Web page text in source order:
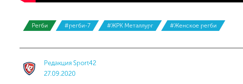
Регби #регби-7 #ЖРК Металлург #Женское регби
Редакция Sport42
27.09.2020